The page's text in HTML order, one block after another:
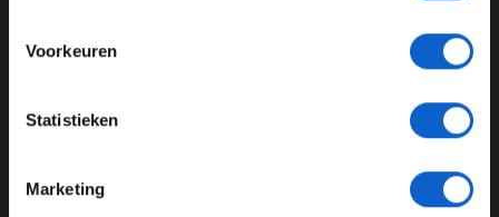
Voorkeuren
Statistieken
Marketing